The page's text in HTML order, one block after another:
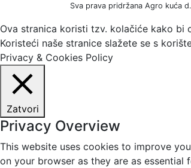
Sva prava pridržana Agro kuća
Ova stranica koristi tzv. kolačiće kako bi
Koristeći naše stranice slažete se s
Privacy & Cookies Policy
Zatvori
Privacy Overview
This website uses cookies to improve
on your browser as they are as